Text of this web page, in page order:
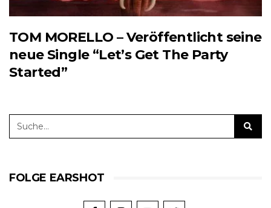
TOM MORELLO – Veröffentlicht seine
neue Single “Let’s Get The Party
Started”
FOLGE EARSHOT